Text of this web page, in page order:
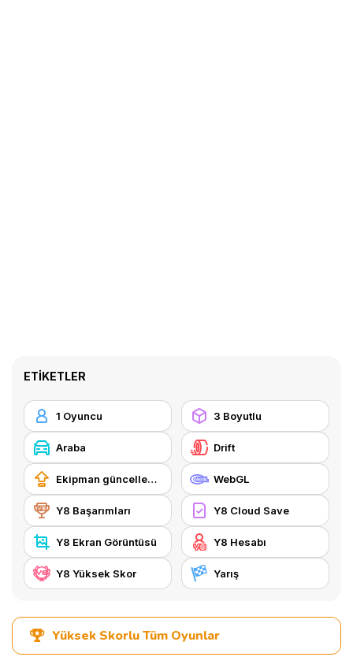
ETIKETLER
1 Oyuncu 3 Boyutlu
Araba Drift
Ekipman güncellemesi satın alma WebGL
Y8 Başarımları Y8 Cloud Save
Y8 Ekran Görüntüsü Y8 Hesabı
Y8 Yüksek Skor Yarış
Yüksek Skorlu Tüm Oyunlar